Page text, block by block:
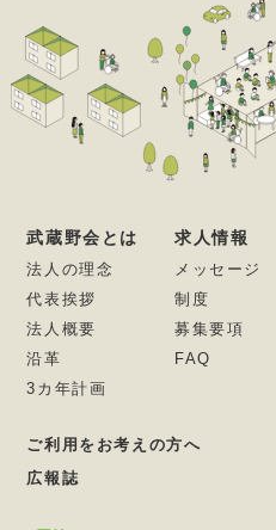
武蔵野会とは
法人の理念
代表挨拶
法人概要
沿革
3カ年計画
求人情報
メッセージ
制度
募集要項
FAQ
ご利用をお考えの方へ
広報誌